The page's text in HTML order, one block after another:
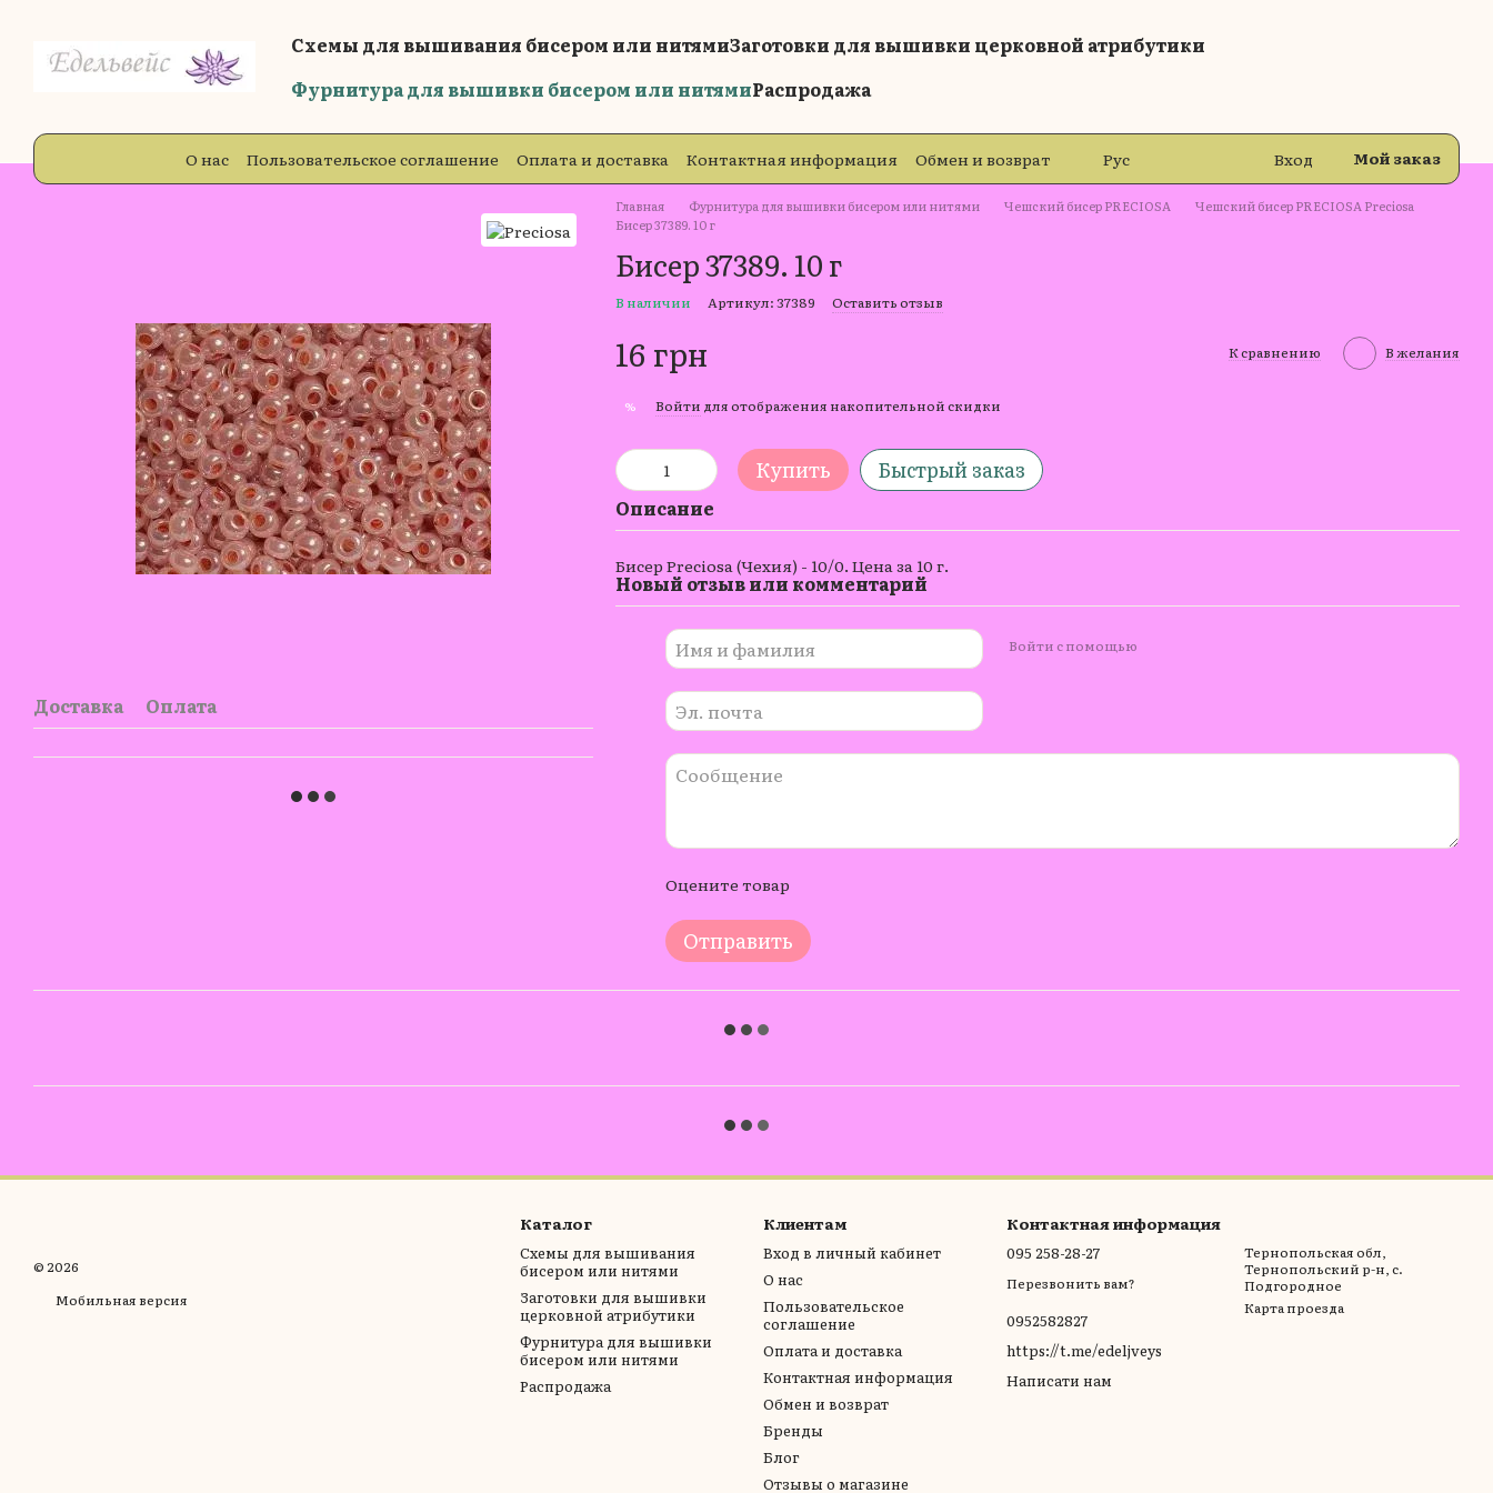
Схемы для вышивания бисером или нитямиЗаготовки для вышивки церковной атрибутики
Фурнитура для вышивки бисером или нитямиРаспродажа
О нас Пользовательское соглашение Оплата и доставка Контактная информация
Обмен и возврат
Бренды
Блог Отзывы о магазине
Рус Вход Мой заказ
Доставка Оплата
Главная Фурнитура для вышивки бисером или нитями Чешский бисер PRECIOSA
Чешский бисер PRECIOSA Preciosa
Бисер 37389. 10 г
Бисер 37389. 10 г
В наличии Артикул: 37389 Оставить отзыв
16 грн К сравнению В желания
% Войти для отображения накопительной скидки
Купить Быстрый заказ
Описание
Бисер Preciosa (Чехия) - 10/0. Цена за 10 г.
Новый отзыв или комментарий
Войти с помощью
Оцените товар
Отправить
© 2026
Мобильная версия
Каталог
Схемы для вышивания
бисером или нитями
Заготовки для вышивки
церковной атрибутики
Фурнитура для вышивки
бисером или нитями
Распродажа
Клиентам
Вход в личный кабинет
О нас
Пользовательское
соглашение
Оплата и доставка
Контактная информация
Обмен и возврат
Бренды
Блог
Отзывы о магазине
Контактная информация
095 258-28-27
Перезвонить вам?
0952582827
https://t.me/edeljveys
Написати нам
Тернопольская обл,
Тернопольский р-н, с.
Подгородное
Карта проезда